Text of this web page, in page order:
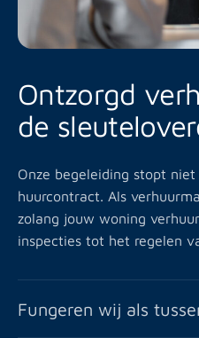
Ontzorgd
de
Onze begeleiding stopt
huurcontract. Als
zolang jouw woning
inspecties tot het regelen
Fungeren wij als